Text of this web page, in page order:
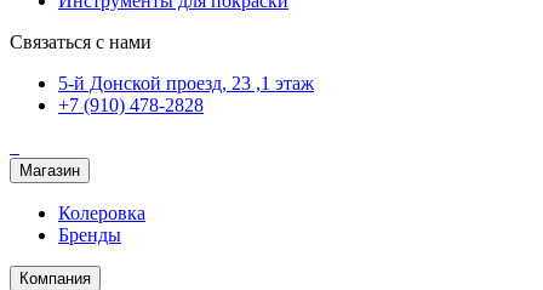
Связаться с нами
5-й Донской проезд, 23 ,1 этаж
+7 (910) 478-2828
Магазин
Колеровка
Бренды
Компания